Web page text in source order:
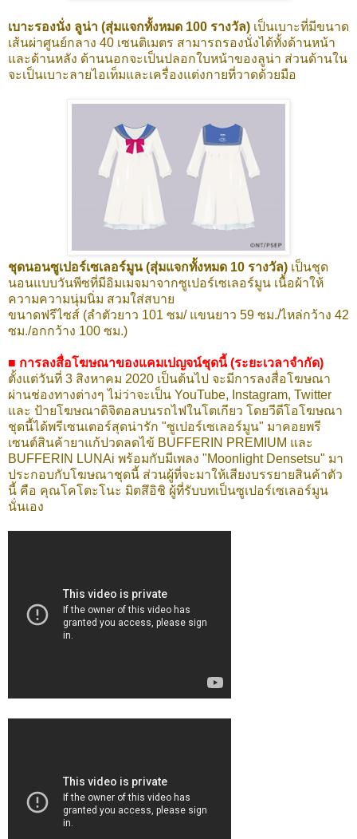
เบาะรองนั่ง ลูน่า (สุ่มแจกทั้งหมด 100 รางวัล) เป็นเบาะที่มีขนาด
เส้นผ่าศูนย์กลาง 40 เซนติเมตร สามารถรองนั่งได้ทั้งด้านหน้า
และด้านหลัง ด้านนอกจะเป็นปลอกใบหน้าของลูน่า ส่วนด้านใน
จะเป็นเบาะลายไอเท็มและเครื่องแต่งกายที่วาดด้วยมือ
ชุดนอนซูเปอร์เซเลอร์มูน (สุ่มแจกทั้งหมด 10 รางวัล) เป็นชุด
นอนแบบวันพีซที่มีอิมเมจมาจากซูเปอร์เซเลอร์มูน เนื้อผ้าให้
ความความนุ่มนิ่ม สวมใส่สบาย
ขนาดฟรีไซส์ (ลำตัวยาว 101 ซม/ แขนยาว 59 ซม./ไหล่กว้าง 42
ซม./อกกว้าง 100 ซม.)
■ การลงสื่อโฆษณาของแคมเปญจน์ชุดนี้ (ระยะเวลาจำกัด)
ตั้งแต่วันที่ 3 สิงหาคม 2020 เป็นต้นไป จะมีการลงสื่อโฆษณา
ผ่านช่องทางต่างๆ ไม่ว่าจะเป็น YouTube, Instagram, Twitter
และ ป้ายโฆษณาดิจิตอลบนรถไฟในโตเกียว โดยวีดีโอโฆษณา
ชุดนี้ได้พรีเซนเตอร์สุดน่ารัก "ซูเปอร์เซเลอร์มูน" มาคอยพรี
เซนต์สินค้ายาแก้ปวดลดไข้ BUFFERIN PREMIUM และ
BUFFERIN LUNAi พร้อมกับมีเพลง "Moonlight Densetsu" มา
ประกอบกับโฆษณาชุดนี้ ส่วนผู้ที่จะมาให้เสียงบรรยายสินค้าตัว
นี้ คือ คุณโคโตะโนะ มิตสึอิชิ ผู้ที่รับบทเป็นซูเปอร์เซเลอร์มูน
นั่นเอง